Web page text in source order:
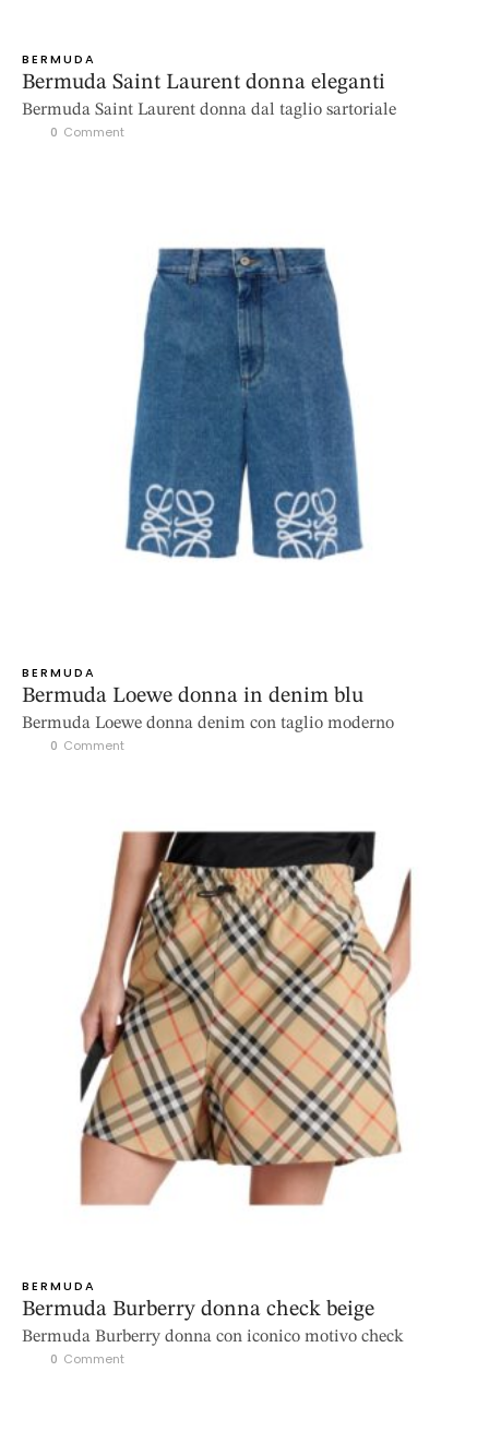
BERMUDA
Bermuda Saint Laurent donna eleganti
Bermuda Saint Laurent donna dal taglio sartoriale
0 Comment
BERMUDA
Bermuda Loewe donna in denim blu
Bermuda Loewe donna denim con taglio moderno
0 Comment
BERMUDA
Bermuda Burberry donna check beige
Bermuda Burberry donna con iconico motivo check
0 Comment